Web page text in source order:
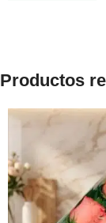
Productos